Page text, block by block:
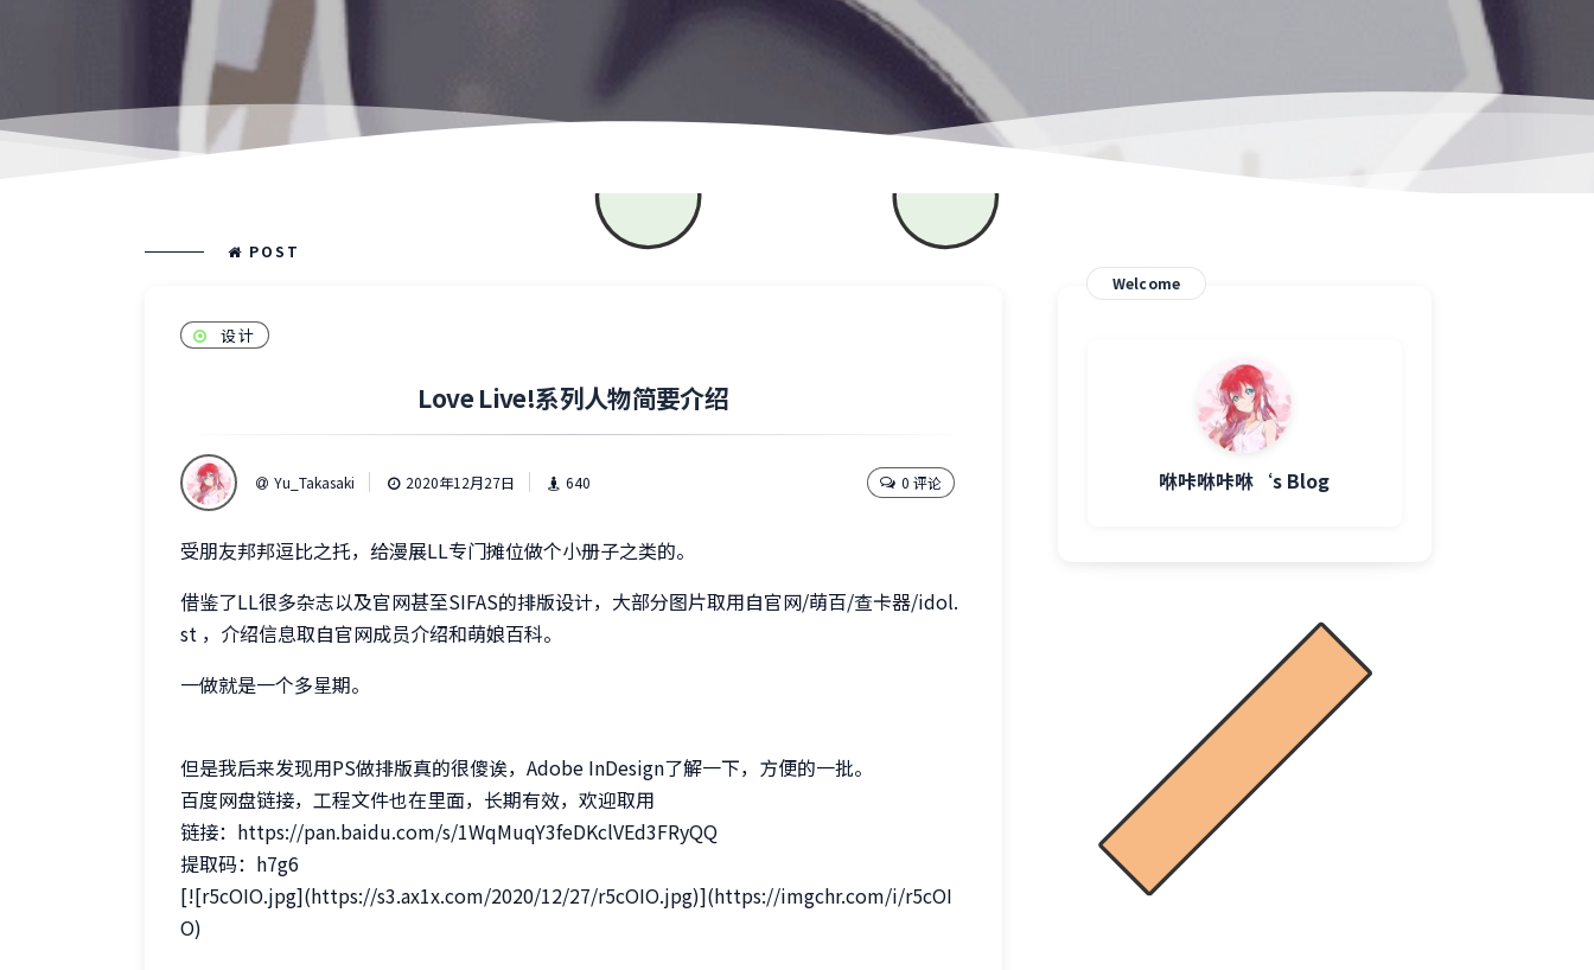
POST
设计
Love Live!系列人物简要介绍
Yu_Takasaki 2020年12月27日 640 0 评论
受朋友邦邦逗比之托，给漫展LL专门摊位做个小册子之类的。
借鉴了LL很多杂志以及官网甚至SIFAS的排版设计，大部分图片取用自官网/萌百/查卡器/idol.
st ，介绍信息取自官网成员介绍和萌娘百科。
一做就是一个多星期。
但是我后来发现用PS做排版真的很傻诶，Adobe InDesign了解一下，方便的一批。
百度网盘链接，工程文件也在里面，长期有效，欢迎取用
链接：https://pan.baidu.com/s/1WqMuqY3feDKclVEd3FRyQQ
提取码：h7g6
[![r5cOIO.jpg](https://s3.ax1x.com/2020/12/27/r5cOIO.jpg)](https://imgchr.com/i/r5cOI
O)
Welcome
咻咔咻咔咻‘s Blog